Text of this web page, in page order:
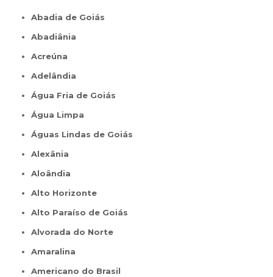
Abadia de Goiás
Abadiânia
Acreúna
Adelândia
Água Fria de Goiás
Água Limpa
Águas Lindas de Goiás
Alexânia
Aloândia
Alto Horizonte
Alto Paraíso de Goiás
Alvorada do Norte
Amaralina
Americano do Brasil